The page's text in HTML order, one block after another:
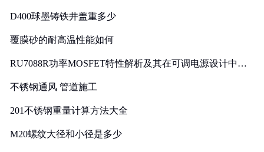
D400球墨铸铁井盖重多少
覆膜砂的耐高温性能如何
RU7088R功率MOSFET特性解析及其在可调电源设计中的
不锈钢通风 管道施工
201不锈钢重量计算方法大全
M20螺纹大径和小径是多少